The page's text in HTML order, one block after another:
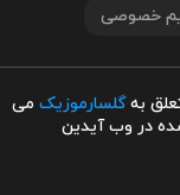
خصوصی
بهگلسارموزیک می
در وب آیدین